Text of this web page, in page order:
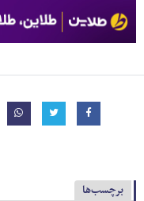
برچسب‌ها